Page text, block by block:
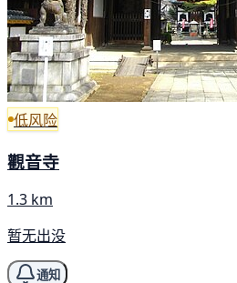
低风险
觀音寺
1.3 km
暂无出没
通知